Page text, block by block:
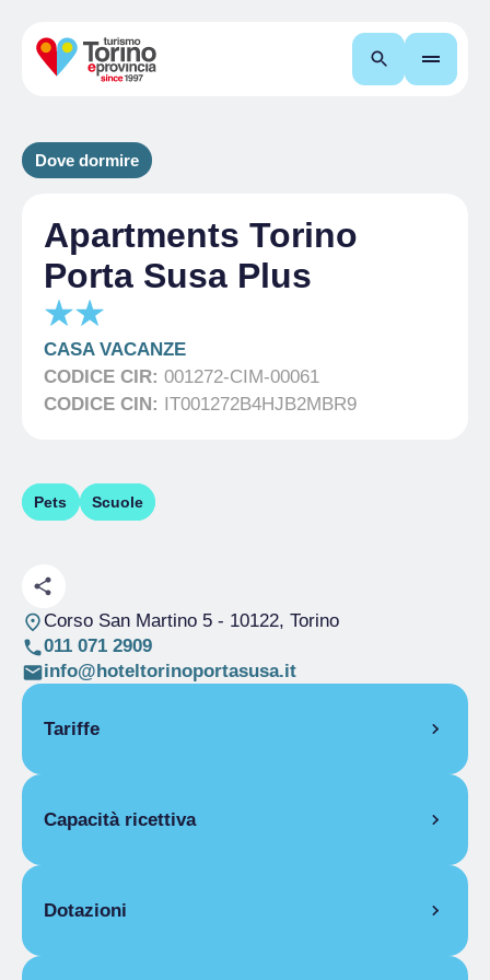
Cerca
Dove dormire
Apartments Torino
Porta Susa Plus
CASA VACANZE
CODICE CIR: 001272-CIM-00061
CODICE CIN: IT001272B4HJB2MBR9
Pets Scuole
Corso San Martino 5- 10122, Torino
011 071 2909
info@hoteltorinoportasusa.it
Tariffe
Stagione unica
Stagione unica
Capacità ricettiva
Posti letto
Dotazioni